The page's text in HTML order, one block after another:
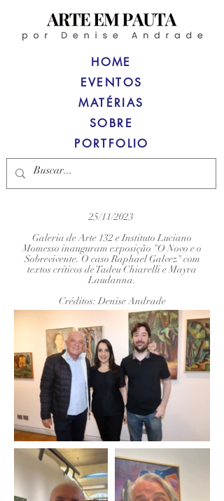
HOME
MATÉRIAS
SOBRE
PORTFOLIO
EVENTOS
25/11/2023
Galeria de Arte 132 e Instituto Luciano
Momesso inauguram exposição "O Novo e o
Sobrevivente. O caso Raphael Galvez" com
textos críticos de Tadeu Chiarelli e Mayra
Laudanna.
Créditos: Denise Andrade